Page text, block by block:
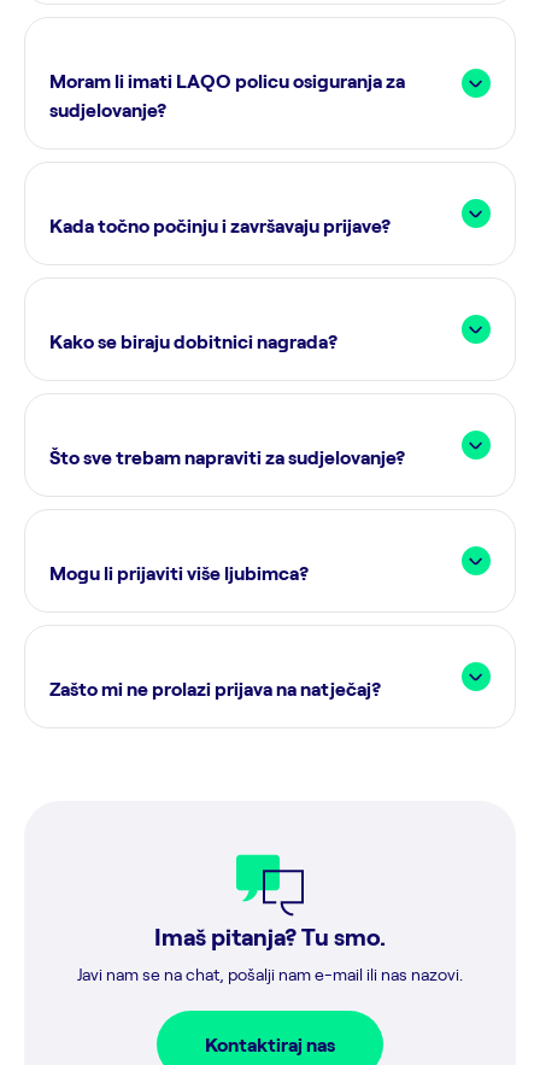
Moram li imati LAQO policu osiguranja za
sudjelovanje?
Kada točno počinju i završavaju prijave?
Kako se biraju dobitnici nagrada?
Što sve trebam napraviti za sudjelovanje?
Mogu li prijaviti više ljubimca?
Zašto mi ne prolazi prijava na natječaj?
Imaš pitanja? Tu smo.
Javi nam se na chat, pošalji nam e-mail ili nas nazovi.
Kontaktiraj nas